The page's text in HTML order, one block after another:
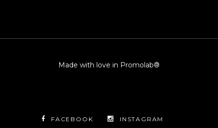
Made with love in Promolab®
FACEBOOK INSTAGRAM